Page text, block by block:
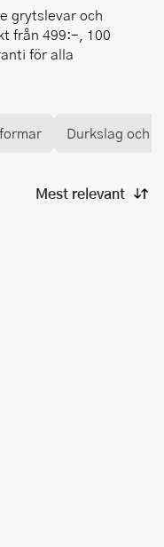
grytslevar och
från 499:-, 100
för alla
Durkslag och